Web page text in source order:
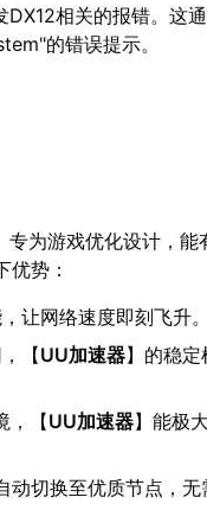
相关的报错。这
的错误提示。
专为游戏优化设计，能
优势：
让网络速度即刻飞升
【UU加速器】的稳
，【UU加速器】能极
动切换至优质节点，